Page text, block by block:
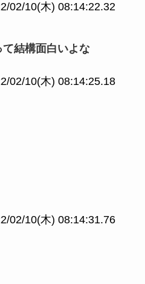
02/10(木) 08:14:22.32
結構面白いよな
02/10(木) 08:14:25.18
02/10(木) 08:14:31.76